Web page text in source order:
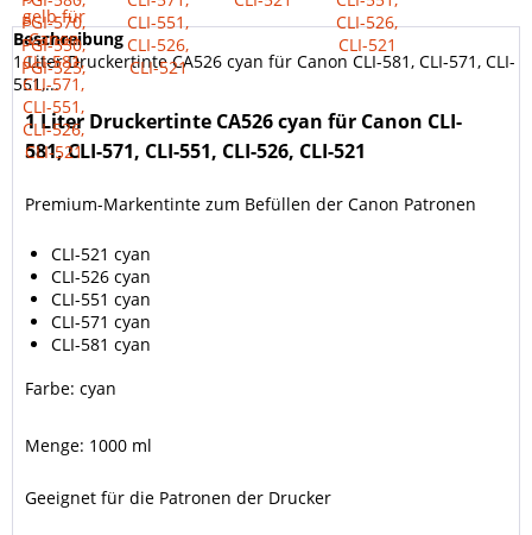
Beschreibung
1 Liter Druckertinte CA526 cyan für Canon CLI-581, CLI-571, CLI-
551,...
1 Liter Druckertinte CA526 cyan für Canon CLI-
581, CLI-571, CLI-551, CLI-526, CLI-521
Premium-Markentinte zum Befüllen der Canon Patronen
CLI-521 cyan
CLI-526 cyan
CLI-551 cyan
CLI-571 cyan
CLI-581 cyan
Farbe: cyan
Menge: 1000 ml
Geeignet für die Patronen der Drucker